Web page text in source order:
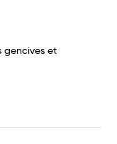
gencives et